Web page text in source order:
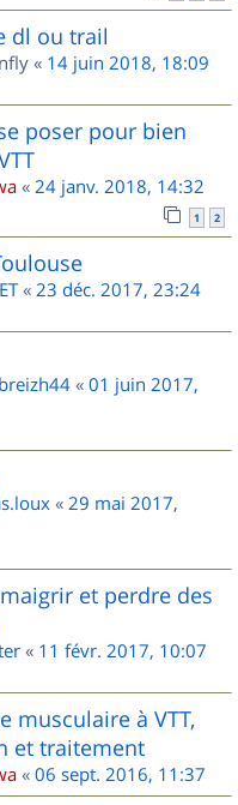
dl ou trail
« 14 juin 2018, 18:09
poser pour bien
« 24 janv. 2018, 14:32
1 2
« 23 déc. 2017, 23:24
« 01 juin 2017,
« 29 mai 2017,
et perdre des
« 11 févr. 2017, 10:07
musculaire à VTT,
et traitement
« 06 sept. 2016, 11:37